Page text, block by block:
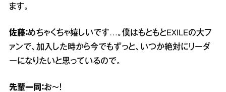
ます。
佐藤：めちゃくちゃ嬉しいです…。僕はもともとEXILEの大フ
ァンで、加入した時から今でもずっと、いつか絶対にリーダ
ーになりたいと思っているので。
先輩一同：お～！